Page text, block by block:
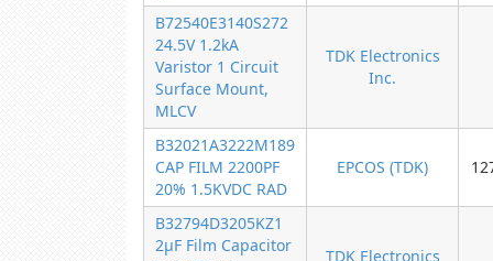
B72540E3140S272
24.5V 1.2kA
Varistor 1 Circuit
Surface Mount,
MLCV
TDK Electronics
Inc.
B32021A3222M189
CAP FILM 2200PF
20% 1.5KVDC RAD
EPCOS (TDK)
B32794D3205KZ1
2µF Film Capacitor
TDK Electronics